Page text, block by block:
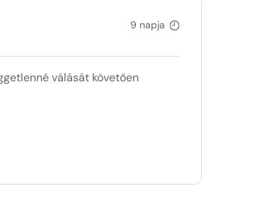
9 napja
válását követően